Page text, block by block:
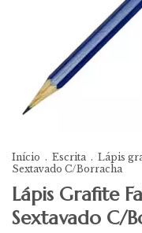
Início . Escrita . Lápis
Sextavado C/Borracha
Lápis Grafite
Sextavado C/